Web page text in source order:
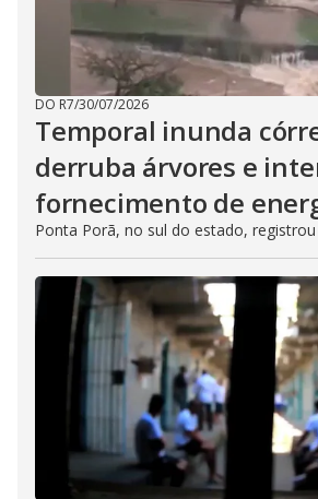
DO R7/30/07/2026
Temporal inunda
derruba árvores e
fornecimento de
Ponta Porã, no sul do estado,